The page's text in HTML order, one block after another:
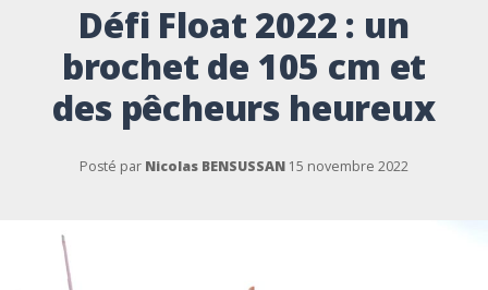
Défi Float 2022 : un
brochet de 105 cm et
des pêcheurs heureux
Posté par Nicolas BENSUSSAN 15 novembre 2022